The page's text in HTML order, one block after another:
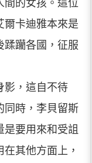
間的女孩。這位
爾卡迪雅本來是
蹂躪各國，征服
影，這自不待
同時，李貝留斯
要用來和受詛
其他方面上，